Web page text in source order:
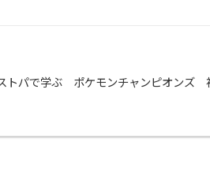
トパで学ぶ ポケモンチャンピオンズ